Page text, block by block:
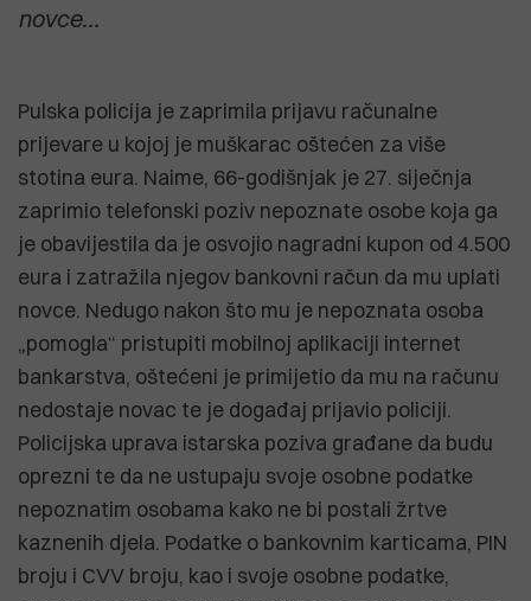
novce...
Pulska policija je zaprimila prijavu računalne
prijevare u kojoj je muškarac oštećen za više
stotina eura. Naime, 66-godišnjak je 27. siječnja
zaprimio telefonski poziv nepoznate osobe koja ga
je obavijestila da je osvojio nagradni kupon od 4.500
eura i zatražila njegov bankovni račun da mu uplati
novce. Nedugo nakon što mu je nepoznata osoba
„pomogla“ pristupiti mobilnoj aplikaciji internet
bankarstva, oštećeni je primijetio da mu na računu
nedostaje novac te je događaj prijavio policiji.
Policijska uprava istarska poziva građane da budu
oprezni te da ne ustupaju svoje osobne podatke
nepoznatim osobama kako ne bi postali žrtve
kaznenih djela. Podatke o bankovnim karticama, PIN
broju i CVV broju, kao i svoje osobne podatke,